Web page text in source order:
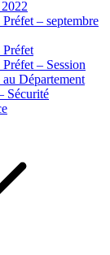
– septembre
Préfet
– Session
Département
Sécurité